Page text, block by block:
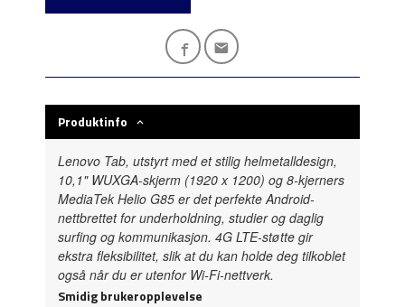
Produktinfo
Lenovo Tab, utstyrt med et stilig helmetalldesign,
10,1" WUXGA-skjerm (1920 x 1200) og 8-kjerners
MediaTek Helio G85 er det perfekte Android-
nettbrettet for underholdning, studier og daglig
surfing og kommunikasjon. 4G LTE-støtte gir
ekstra fleksibilitet, slik at du kan holde deg tilkoblet
også når du er utenfor Wi-Fi-nettverk.
Smidig brukeropplevelse